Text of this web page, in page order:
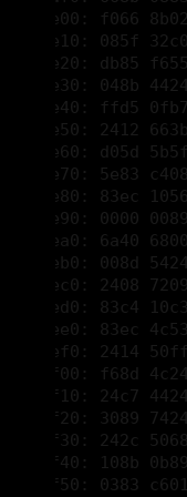
00001e30: 048b
00001e40: ffd5
00001e50: 2412
00001e60: d05d
00001e70: 5e83
00001e80: 83ec
00001e90: 0000
00001ea0: 6a40
00001eb0: 008d
00001ec0: 2408
00001ed0: 83c4
00001ee0: 83ec
00001ef0: 2414
00001f00: f68d
00001f10: 24c7
00001f20: 3089
00001f30: 242c
00001f40: 108b
00001f50: 0383
00001f60: 8b54
00001f70: 5d5b
00001f80: 83ec
00001f90: 3475